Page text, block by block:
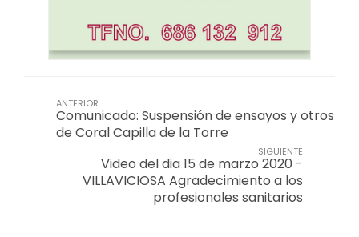
ANTERIOR
Comunicado: Suspensión de ensayos y otros
de Coral Capilla de la Torre
SIGUIENTE
Video del dia 15 de marzo 2020 -
VILLAVICIOSA Agradecimiento a los
profesionales sanitarios